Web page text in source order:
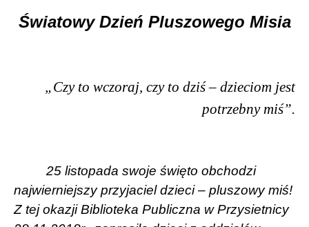
Treść
Światowy Dzień Pluszowego Misia
„Czy to wczoraj, czy to dziś – dzieciom jest
potrzebny miś”.
25 listopada swoje święto obchodzi
najwierniejszy przyjaciel dzieci – pluszowy miś!
Z tej okazji Biblioteka Publiczna w Przysietnicy